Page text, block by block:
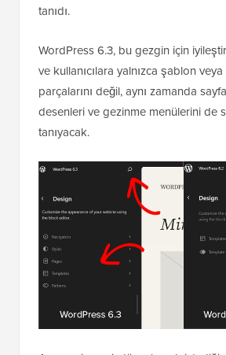
tanıdı.
WordPress 6.3, bu gezgin için
ve kullanıcılara yalnızca şablon
parçalarını değil, aynı zamanda
desenleri ve gezinme menülerini de
tanıyacak.